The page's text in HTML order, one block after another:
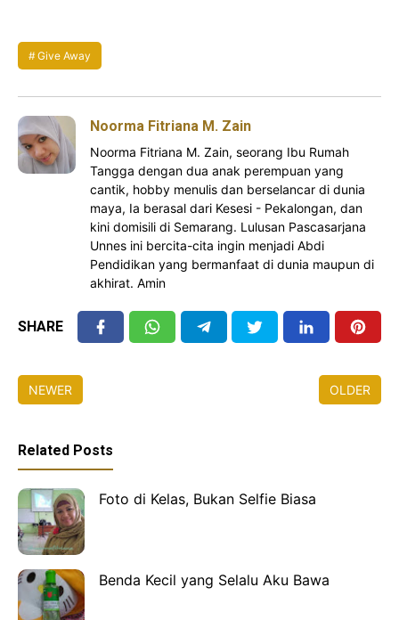
Give Away
Noorma Fitriana M. Zain
Noorma Fitriana M. Zain, seorang Ibu Rumah
Tangga dengan dua anak perempuan yang
cantik, hobby menulis dan berselancar di dunia
maya, Ia berasal dari Kesesi - Pekalongan, dan
kini domisili di Semarang. Lulusan Pascasarjana
Unnes ini bercita-cita ingin menjadi Abdi
Pendidikan yang bermanfaat di dunia maupun di
akhirat. Amin
SHARE
NEWER OLDER
Related Posts
Foto di Kelas, Bukan Selfie Biasa
Benda Kecil yang Selalu Aku Bawa